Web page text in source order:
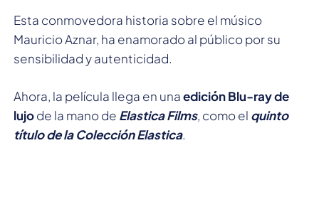
Esta conmovedora historia sobre el músico
Mauricio Aznar, ha enamorado al público por su
sensibilidad y autenticidad.
Ahora, la película llega en unaedición Blu-ray de
lujode la mano de Elastica Films, como el quinto
título de la Colección Elastica.